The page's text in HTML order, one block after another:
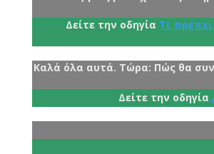
Δείτε την οδηγία Τι
Καλά όλα αυτά. Τώρα: Πώς θα
Δείτε την οδηγία